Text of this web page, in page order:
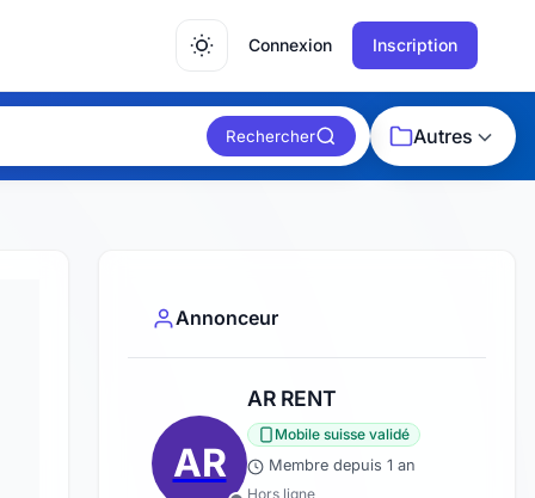
Connexion Inscription
Rechercher Autres
Annonceur
AR
AR RENT
Mobile suisse validé
Membre depuis 1 an
Hors ligne